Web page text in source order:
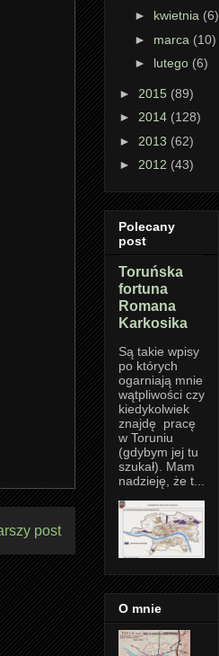
post
► kwietnia (6)
► marca (10)
► lutego (6)
► 2015 (89)
► 2014 (128)
► 2013 (62)
► 2012 (43)
Polecany
post
Toruńska
fortuna
Romana
Karkosika
Są takie wpisy
po których
ogarniają mnie
wątpliwości czy
kiedykolwiek
znajdę pracę
w Toruniu
(gdybym jej tu
szukał). Mam
nadzieję, że t...
O mnie